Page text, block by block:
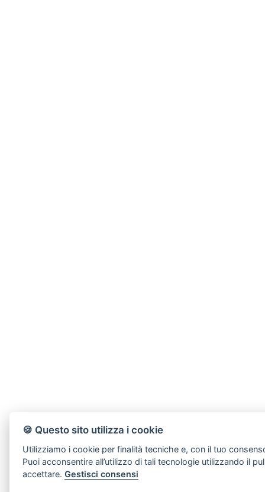
🍪 Questo sito utilizza i cookie
Utilizziamo i cookie per finalità tecniche e, con il tuo
Puoi acconsentire all’utilizzo di tali tecnologie utilizzando il
accettare.Gestisci consensi